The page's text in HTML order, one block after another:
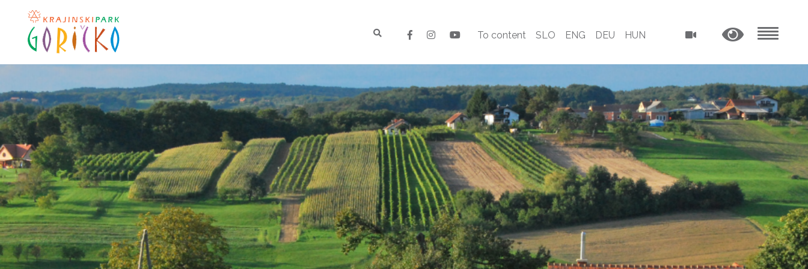
To content SLO ENG DEU HUN